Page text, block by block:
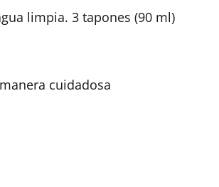
limpia. 3 tapones (90 ml)
cuidadosa